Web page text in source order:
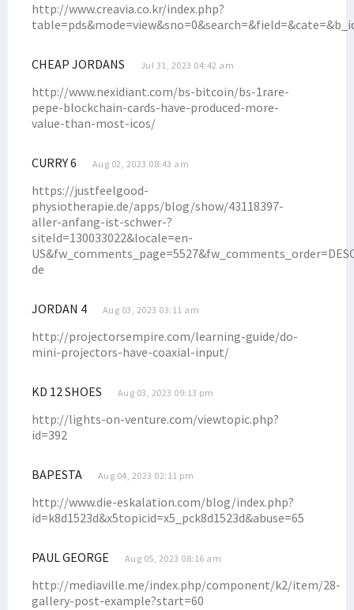
http://www.creavia.co.kr/index.php?
CHEAP JORDANS Jul 31, 2023 04:42 am
http://www.nexidiant.com/bs-bitcoin/bs-1rare-
pepe-blockchain-cards-have-produced-more-
value-than-most-icos/
CURRY 6 Aug 02, 2023 08:43 am
https://justfeelgood-
physiotherapie.de/apps/blog/show/43118397-
aller-anfang-ist-schwer-?
siteId=130033022&locale=en-
de
JORDAN 4 Aug 03, 2023 03:11 am
http://projectorsempire.com/learning-guide/do-
mini-projectors-have-coaxial-input/
KD 12 SHOES Aug 03, 2023 09:13 pm
http://lights-on-venture.com/viewtopic.php?
id=392
BAPESTA Aug 04, 2023 02:11 pm
http://www.die-eskalation.com/blog/index.php?
id=k8d1523d&x5topicid=x5_pck8d1523d&abuse=65
PAUL GEORGE Aug 05, 2023 08:16 am
http://mediaville.me/index.php/component/k2/item/28-
gallery-post-example?start=60